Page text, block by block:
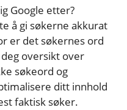
Google etter?
å gi søkerne akkurat
er det søkernes ord
oversikt over
søkeord og
ditt innhold
faktisk søker.